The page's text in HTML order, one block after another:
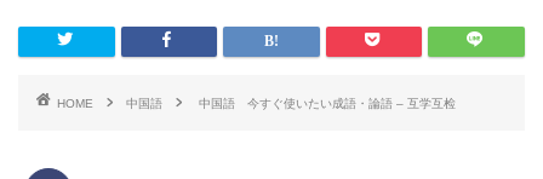
HOME 中国語 中国語 今すぐ使いたい成語・論語 – 互学互检